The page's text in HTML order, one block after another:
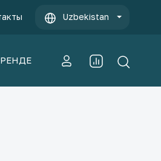
Uzbekistan